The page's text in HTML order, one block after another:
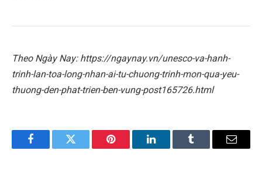
Theo Ngày Nay: https://ngaynay.vn/unesco-va-hanh-
trinh-lan-toa-long-nhan-ai-tu-chuong-trinh-mon-qua-yeu-
thuong-den-phat-trien-ben-vung-post165726.html
FacebookTwitter Pinterest LinkedInTumblr Email